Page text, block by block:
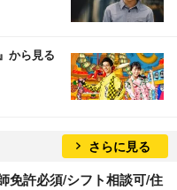
から見る
さらに見る
免許必須/シフト相談可/住